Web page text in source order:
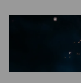
JONGE